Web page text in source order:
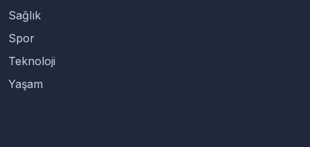
Sağlık
Spor
Teknoloji
Yaşam